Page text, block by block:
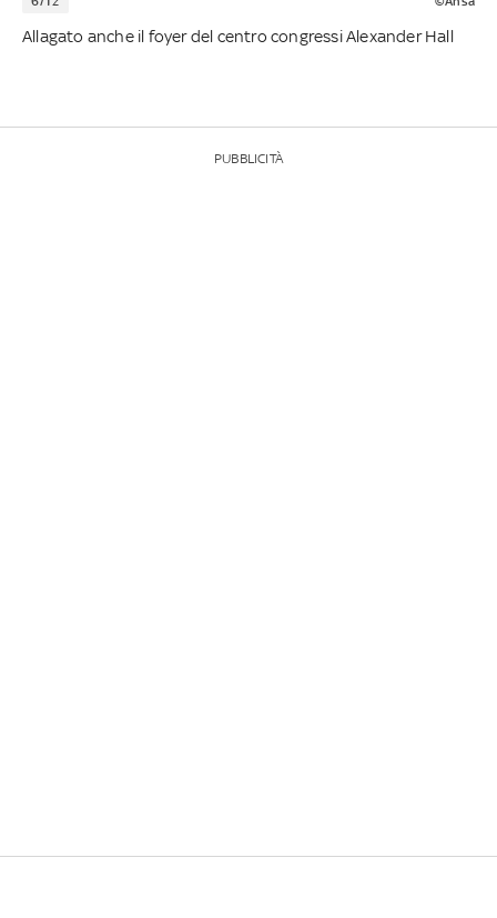
Allagato anche il foyer del centro congressi Alexander Hall
PUBBLICITÀ